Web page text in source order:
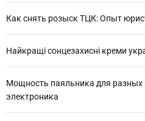
о
з
п
Как снять розыск ТЦК: Опыт
Найкращі сонцезахисні креми
Мощность паяльника для
электроника